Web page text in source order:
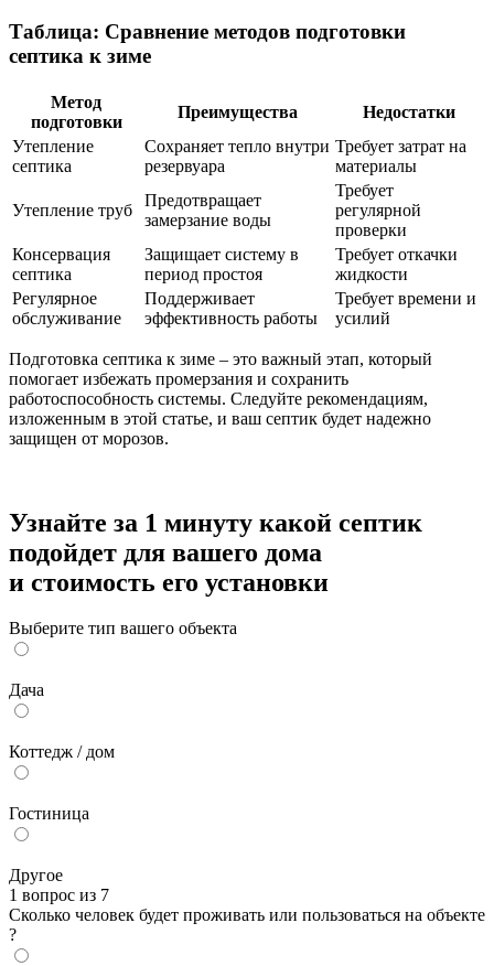
Таблица: Сравнение методов подготовки
септика к зиме
Метод
подготовки
Преимущества
Недостатки
Утепление
септика
Сохраняет тепло внутри
резервуара
Требует затрат на
материалы
Утепление труб
Предотвращает
замерзание воды
Требует
регулярной
проверки
Консервация
септика
Защищает систему в
период простоя
Требует откачки
жидкости
Регулярное
обслуживание
Поддерживает
эффективность работы
Требует времени и
усилий
Подготовка септика к зиме – это важный этап, который
помогает избежать промерзания и сохранить
работоспособность системы. Следуйте рекомендациям,
изложенным в этой статье, и ваш септик будет надежно
защищен от морозов.
Узнайте за 1 минуту какой септик
подойдет для вашего дома
и стоимость его установки
Выберите тип вашего объекта
Дача
Коттедж / дом
Гостиница
Другое
1 вопрос из 7
Сколько человек будет проживать или пользоваться на объекте
?